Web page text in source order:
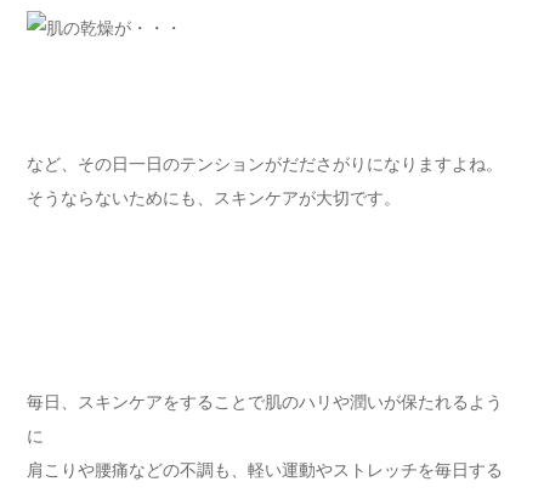
など、その日一日のテンションがだださがりになりますよね。
そうならないためにも、スキンケアが大切です。
毎日、スキンケアをすることで肌のハリや潤いが保たれるよう
に
肩こりや腰痛などの不調も、軽い運動やストレッチを毎日する